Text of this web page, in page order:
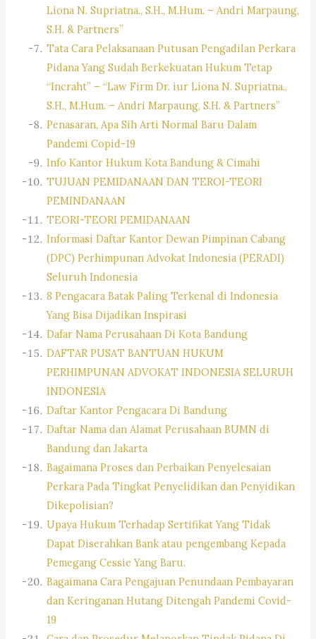
Liona N. Supriatna., S.H., M.Hum. – Andri Marpaung,
S.H. & Partners”
Tata Cara Pelaksanaan Putusan Pengadilan Perkara
Pidana Yang Sudah Berkekuatan Hukum Tetap
“Incraht” – “Law Firm Dr. iur Liona N. Supriatna.,
S.H., M.Hum. – Andri Marpaung, S.H. & Partners”
Penasaran, Apa Sih Arti Normal Baru Dalam
Pandemi Copid-19
Info Kantor Hukum Kota Bandung & Cimahi
TUJUAN PEMIDANAAN DAN TEROI-TEORI
PEMINDANAAN
TEORI-TEORI PEMIDANAAN
Informasi Daftar Kantor Dewan Pimpinan Cabang
(DPC) Perhimpunan Advokat Indonesia (PERADI)
Seluruh Indonesia
8 Pengacara Batak Paling Terkenal di Indonesia
Yang Bisa Dijadikan Inspirasi
Dafar Nama Perusahaan Di Kota Bandung
DAFTAR PUSAT BANTUAN HUKUM
PERHIMPUNAN ADVOKAT INDONESIA SELURUH
INDONESIA
Daftar Kantor Pengacara Di Bandung
Daftar Nama dan Alamat Perusahaan BUMN di
Bandung dan Jakarta
Bagaimana Proses dan Perbaikan Penyelesaian
Perkara Pada Tingkat Penyelidikan dan Penyidikan
Dikepolisian?
Upaya Hukum Terhadap Sertifikat Yang Tidak
Dapat Diserahkan Bank atau pengembang Kepada
Pemegang Cessie Yang Baru.
Bagaimana Cara Pengajuan Penundaan Pembayaran
dan Keringanan Hutang Ditengah Pandemi Covid-
19